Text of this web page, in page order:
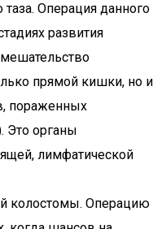
Операция данного
развития
прямой кишки, но и
пораженных
Это органы
лимфатической
колостомы. Операцию